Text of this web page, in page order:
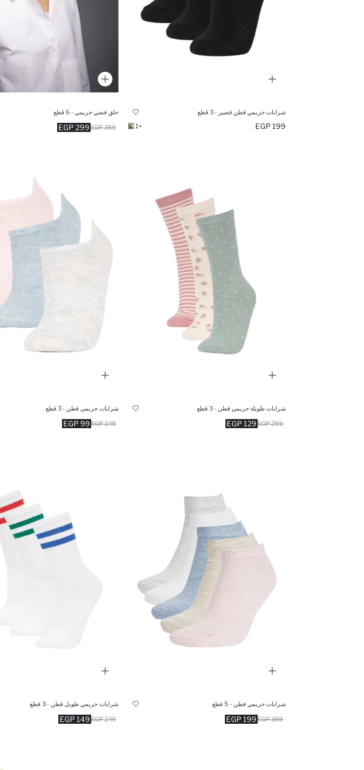
شرابات حريمي قطن قصير - 3 قطع
199 EGP
+1
حلق فضي حريمي - 6 قطع
299 EGP 399 EGP
شرابات طويلة حريمي قطن - 3 قطع
129 EGP 299 EGP
شرابات حريمي قطن - 3 قطع
99 EGP 249 EGP
شرابات حريمي قطن - 5 قطع
199 EGP 399 EGP
شرابات حريمي طويل قطن - 3 قطع
149 EGP 249 EGP